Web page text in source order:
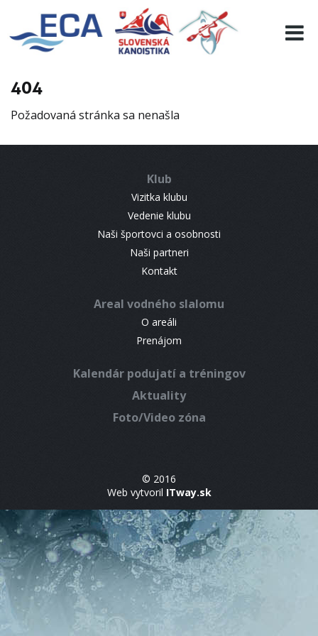
404
Požadovaná stránka sa nenašla
Klub
Vizitka klubu
Vedenie klubu
Naši športovci a osobnosti
Naši partneri
Kontakt
Areal vodného slalomu
O areáli
Prenájom
Kalendár podujatí a tréningov
Aktuality
Foto/Video zóna
© 2016
Web vytvoril ITway.sk
EURO 19
INFO
RESULTS
CONTACT